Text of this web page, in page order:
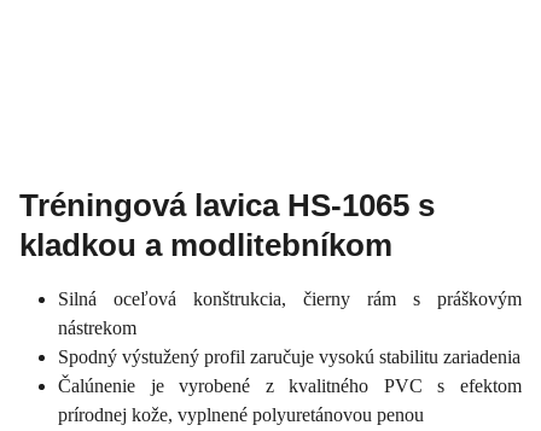
Tréningová lavica HS-1065 s
kladkou a modlitebníkom
Silná oceľová konštrukcia, čierny rám s práškovým
nástrekom
Spodný výstužený profil zaručuje vysokú stabilitu zariadenia
Čalúnenie je vyrobené z kvalitného PVC s efektom
prírodnej kože, vyplnené polyuretánovou penou